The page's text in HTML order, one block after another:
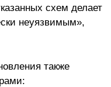
схем делает
неуязвимым»,
также